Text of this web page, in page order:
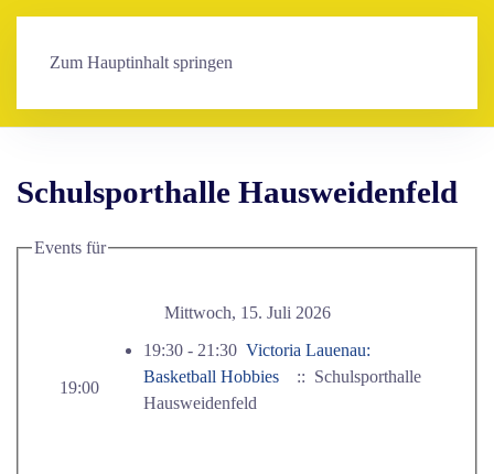
Zum Hauptinhalt springen
Schulsporthalle Hausweidenfeld
Events für
Mittwoch, 15. Juli 2026
19:00
19:30 - 21:30 Victoria Lauenau:
Basketball Hobbies
:: Schulsporthalle
Hausweidenfeld